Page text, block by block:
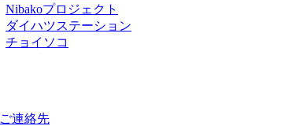
Nibakoプロジェクト
ダイハツステーション
チョイソコ
連絡先